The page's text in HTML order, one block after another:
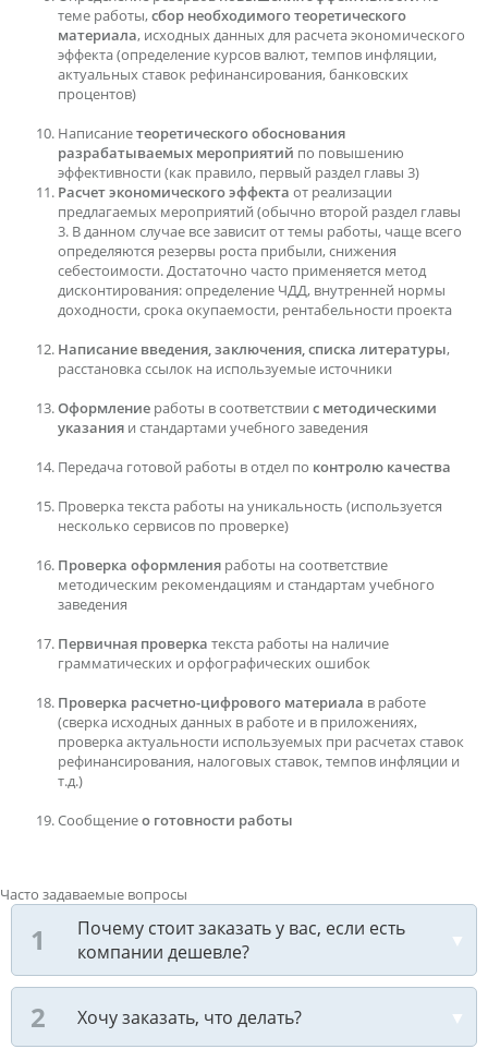
теме работы,сбор необходимого теоретического
материала, исходных данных для расчета экономического
эффекта (определение курсов валют, темпов инфляции,
актуальных ставок рефинансирования, банковских
процентов)
Написаниетеоретического обоснования
разрабатываемых мероприятий по повышению
эффективности (как правило, первый раздел главы 3)
Расчет экономического эффекта от реализации
предлагаемых мероприятий (обычно второй раздел главы
3. В данном случае все зависит от темы работы, чаще всего
определяются резервы роста прибыли, снижения
себестоимости. Достаточно часто применяется метод
дисконтирования: определение ЧДД, внутренней нормы
доходности, срока окупаемости, рентабельности проекта
Написание введения, заключения, списка литературы,
расстановка ссылок на используемые источники
Оформление работы в соответствии с методическими
указания и стандартами учебного заведения
Передача готовой работы в отдел по контролю качества
Проверка текста работы на уникальность (используется
несколько сервисов по проверке)
Проверка оформления работы на соответствие
методическим рекомендациям и стандартам учебного
заведения
Первичная проверка текста работы на наличие
грамматических и орфографических ошибок
Проверка расчетно-цифрового материала в работе
(сверка исходных данных в работе и в приложениях,
проверка актуальности используемых при расчетах ставок
рефинансирования, налоговых ставок, темпов инфляции и
т.д.)
Сообщениео готовности работы
Часто задаваемые вопросы
Почему стоит заказать у вас, если есть
компании дешевле?
Хочу заказать, что делать?